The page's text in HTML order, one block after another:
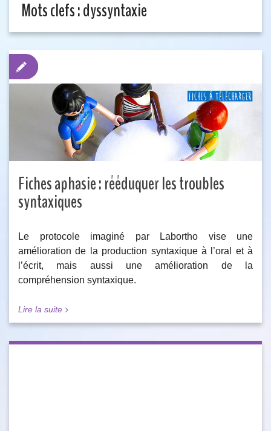
Mots clefs :dyssyntaxie
Fiches aphasie : rééduquer les troubles
syntaxiques
Le protocole imaginé par Labortho vise une
amélioration de la production syntaxique à l’oral et à
l’écrit, mais aussi une amélioration de la
compréhension syntaxique.
Lire la suite